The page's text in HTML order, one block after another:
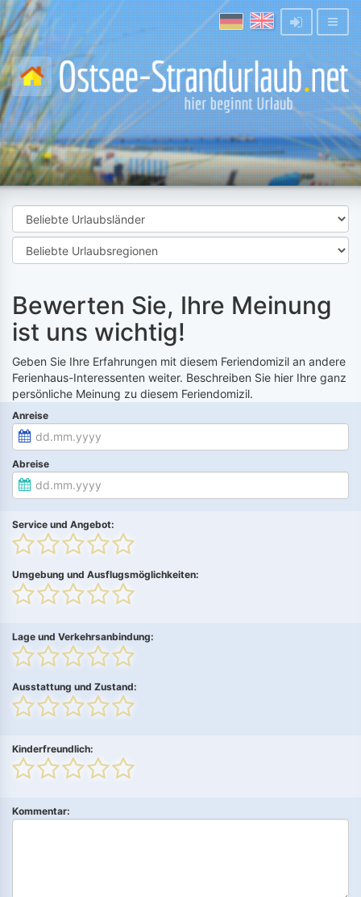
Bewerten Sie, Ihre Meinung
ist uns wichtig!
Geben Sie Ihre Erfahrungen mit diesem Feriendomizil an andere
Ferienhaus-Interessenten weiter. Beschreiben Sie hier Ihre ganz
persönliche Meinung zu diesem Feriendomizil.
Anreise
Abreise
Service und Angebot:
Umgebung und Ausflugsmöglichkeiten:
Lage und Verkehrsanbindung:
Ausstattung und Zustand:
Kinderfreundlich:
Kommentar: